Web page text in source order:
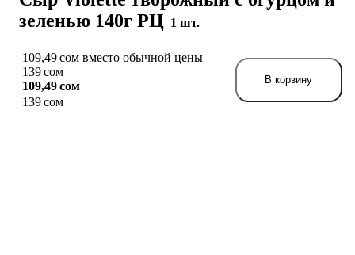
зеленью 140г РЦ 1 шт.
109,49 сом вместо обычной цены
139 сом
109,49 сом
139 сом
В корзину